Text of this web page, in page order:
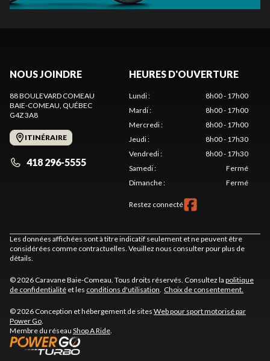
NOUS JOINDRE
88 BOULEVARD COMEAU
BAIE-COMEAU, QUÉBEC
G4Z 3A8
ITINÉRAIRE
418 296-5555
HEURES D'OUVERTURE
Lundi:
8h00 - 17h00
Mardi:
8h00 - 17h00
Mercredi:
8h00 - 17h00
Jeudi:
8h00 - 17h30
Vendredi:
8h00 - 17h30
Samedi:
Fermé
Dimanche: Fermé
Restez connecté
Les données affichées sont à titre indicatif seulement et ne peuvent être
considérées comme contractuelles. Veuillez nous consulter pour plus de
détails.
© 2026 Caravane Baie-Comeau. Tous droits réservés. Consultez la politique
de confidentialité et les conditions d'utilisation. Choix de consentement.
© 2026 Conception et hébergement de sites Web pour sport motorisé par
Power Go.
Membre du réseau Shop A Ride.